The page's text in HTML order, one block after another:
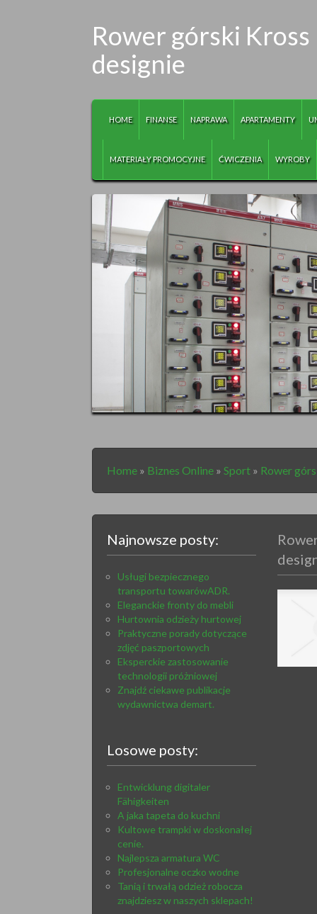
Rower górski Kross
designie
HOME FINANSE NAPRAWA APARTAMENTY
MATERIAŁY PROMOCYJNE ĆWICZENIA WYROBY
Home » Biznes Online » Sport » Rower
Najnowsze posty:
Usługi bezpiecznego
transportu towarówADR.
Eleganckie fronty do mebli
Hurtownia odzieży hurtowej
Praktyczne porady dotyczące
zdjęć paszportowych
Eksperckie zastosowanie
technologii próżniowej
Znajdź ciekawe publikacje
wydawnictwa demart.
Losowe posty:
Entwicklung digitaler
Fähigkeiten
A jaka tapeta do kuchni
Kultowe trampki w doskonałej
cenie.
Najlepsza armatura WC
Profesjonalne oczko wodne
Tanią i trwałą odzież robocza
znajdziesz w naszych sklepach!